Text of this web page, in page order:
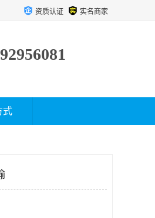
资质认证 实名商家
式